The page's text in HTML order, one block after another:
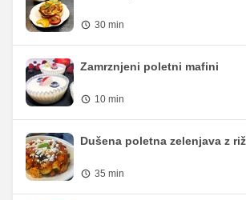
30 min
Zamrznjeni poletni mafini
10 min
Dušena poletna zelenjava z
35 min